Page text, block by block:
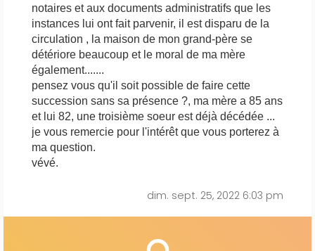
notaires et aux documents administratifs que les
instances lui ont fait parvenir, il est disparu de la
circulation , la maison de mon grand-père se
détériore beaucoup et le moral de ma mère
également.......
pensez vous qu'il soit possible de faire cette
succession sans sa présence ?, ma mère a 85 ans
et lui 82, une troisième soeur est déjà décédée ...
je vous remercie pour l'intérêt que vous porterez à
ma question.
vévé.
dim. sept. 25, 2022 6:03 pm